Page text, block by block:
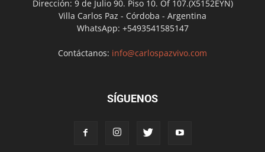
Dirección: 9 de Julio 90. Piso 10. Of 107.(X5152EYN)
Villa Carlos Paz - Córdoba - Argentina
WhatsApp: +5493541585147
Contáctanos: info@carlospazvivo.com
SÍGUENOS